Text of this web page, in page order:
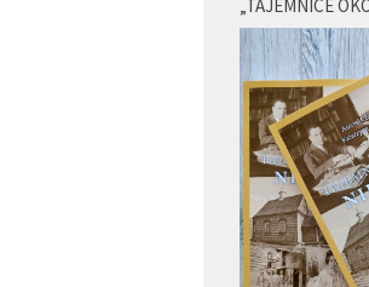
„TAJEMNICE